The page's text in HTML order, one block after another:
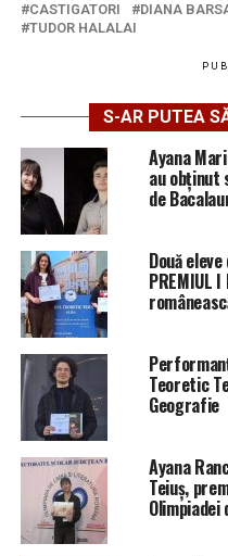
CASTIGATORI
DIANA
TUDOR HALALAI
S-AR PUTEA
Ayana
au obținut
de
Două
PREMIUL
Teoretic
Geografie
Ayana
Teiuș,